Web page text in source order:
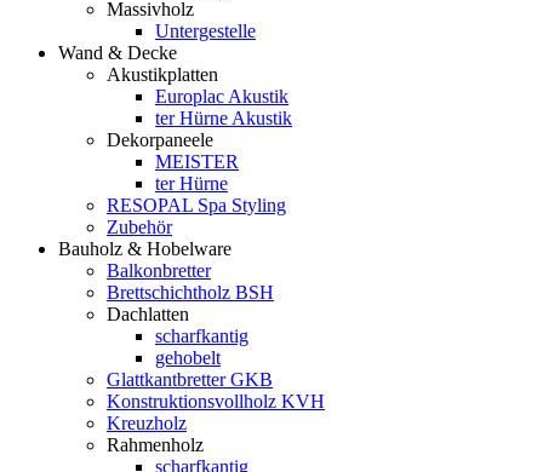
Massivholz
Untergestelle
Wand & Decke
Akustikplatten
Europlac Akustik
ter Hürne Akustik
Dekorpaneele
MEISTER
ter Hürne
RESOPAL Spa Styling
Zubehör
Bauholz & Hobelware
Balkonbretter
Brettschichtholz BSH
Dachlatten
scharfkantig
gehobelt
Glattkantbretter GKB
Konstruktionsvollholz KVH
Kreuzholz
Rahmenholz
scharfkantig